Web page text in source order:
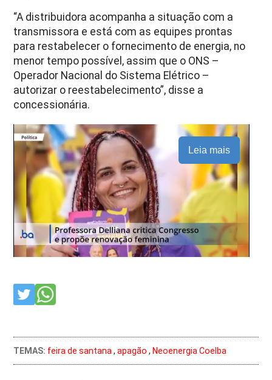
“A distribuidora acompanha a situação com a
transmissora e está com as equipes prontas
para restabelecer o fornecimento de energia, no
menor tempo possível, assim que o ONS –
Operador Nacional do Sistema Elétrico –
autorizar o reestabelecimento”, disse a
concessionária.
Leia mais
TEMAS: feira de santana ,apagão , Neoenergia Coelba